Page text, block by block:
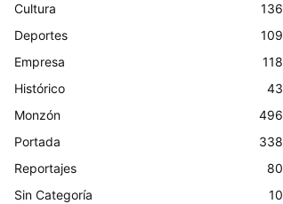
Cultura
136
Deportes
109
Empresa
118
Histórico
43
Monzón
496
Portada
338
Reportajes
80
Sin Categoría
10